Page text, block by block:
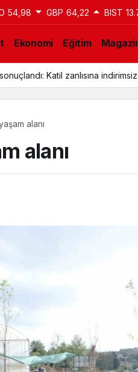
54,98 GBP 64,22 BIST
Ekonomi Eğitim
Kararı: Aziz İhsan Aktaş
alanı
alanı